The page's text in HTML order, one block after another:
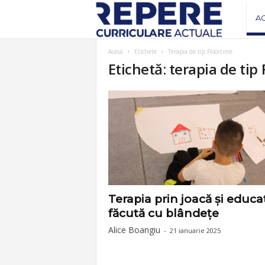
v
Acasă Etichete Terapia de tip Floortime
Etichetă: terapia de tip
Terapia prin joacă și
făcută cu blândețe
Alice Boangiu - 21 ianuarie 2025